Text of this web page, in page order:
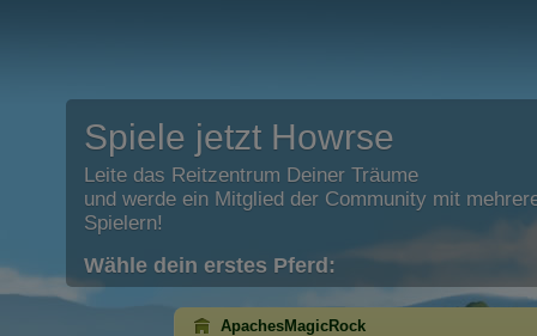
Spiele jetzt Howrse
Leite das Reitzentrum Deiner Träume
und werde ein Mitglied der Community mit
Spielern!
Wähle dein erstes Pferd:
ApachesMagicRock